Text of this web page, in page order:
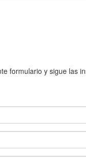
formulario y sigue las